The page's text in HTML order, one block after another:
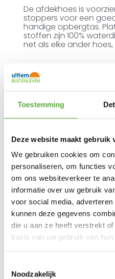
Toestemming
Deze website maakt gebruik
We gebruiken cookies om
personaliseren, om functies
om ons websiteverkeer te
informatie over uw gebruik
voor social media,
kunnen deze gegevens
die u aan ze heeft verstrekt
basis van uw gebruik van
Noodzakelijk
De afdekhoes is
stoppers voor een
handige opbergtas.
stoffen zijn 100%
net als elke ander
Ultiem
3 op voorraad
In
Achteraf betalen mogelijk
Snelle verzending &
Kopersbescherming met
SKU7862
Categorieën
Merk:Aerocover